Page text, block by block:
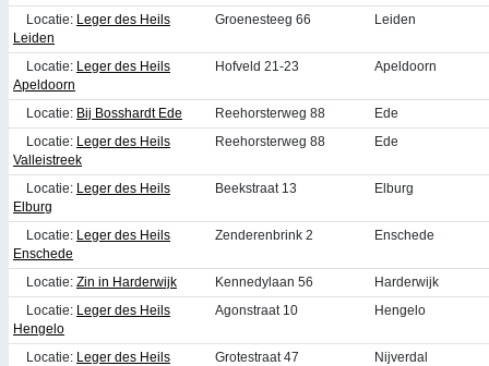
Locatie: Leger des Heils
Leiden
Groenesteeg 66 Leiden
Locatie: Leger des Heils
Apeldoorn
Hofveld 21-23 Apeldoorn
Locatie: Bij Bosshardt Ede Reehorsterweg 88
Ede
Locatie: Leger des Heils
Valleistreek
Reehorsterweg 88 Ede
Locatie: Leger des Heils
Elburg
Beekstraat 13 Elburg
Locatie: Leger des Heils
Enschede
Zenderenbrink 2 Enschede
Locatie: Zin in Harderwijk Kennedylaan 56
Harderwijk
Locatie: Leger des Heils
Hengelo
Agonstraat 10 Hengelo
Locatie: Leger des Heils
Grotestraat 47 Nijverdal